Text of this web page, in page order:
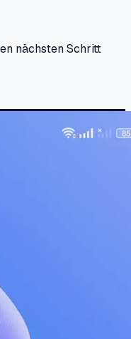
nächsten Schritt